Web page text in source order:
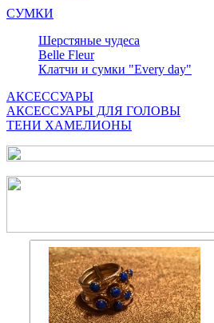
СУМКИ
Шерстяные чудеса
Belle Fleur
Клатчи и сумки "Every day"
АКСЕССУАРЫ
АКСЕССУАРЫ ДЛЯ ГОЛОВЫ
ТЕНИ ХАМЕЛИОНЫ